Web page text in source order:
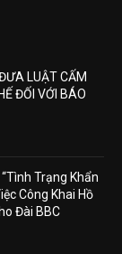
LUẬT CẤM
ĐỐI VỚI BÁO
Trạng Khẩn
Công Khai Hồ
Đài BBC